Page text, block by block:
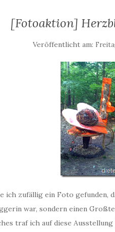
[Fotoaktion]
Veröffentlicht am:
ich zufällig ein Foto gefunden,
war, sondern einen
traf ich auf diese